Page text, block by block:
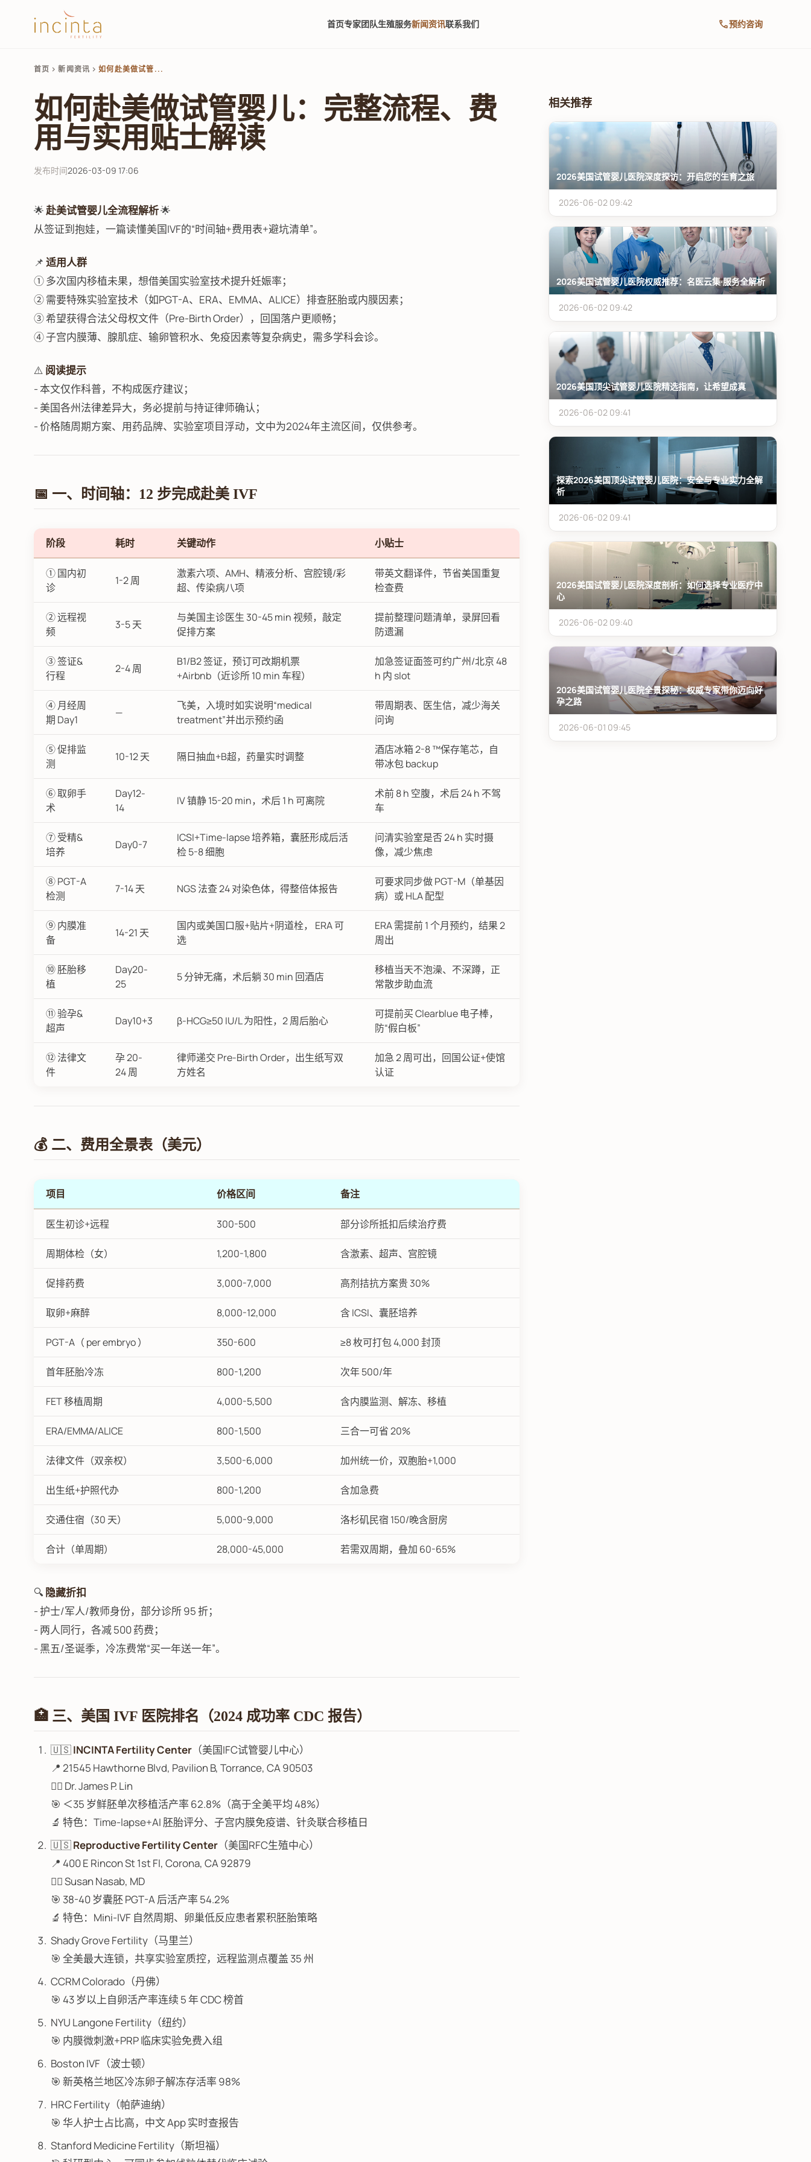
首页专家团队生殖服务新闻资讯联系我们 call预约咨询
首页 chevron_right新闻资讯 chevron_right如何赴美做试管...
如何赴美做试管婴儿：完整流程、费
用与实用贴士解读
发布时间2026-03-09 17:06
🌟赴美试管婴儿全流程解析🌟
从签证到抱娃，一篇读懂美国IVF的“时间轴+费用表+避坑清单”。
📌 适用人群
① 多次国内移植未果，想借美国实验室技术提升妊娠率；
② 需要特殊实验室技术（如PGT-A、ERA、EMMA、ALICE）排查胚胎或内膜因素；
③ 希望获得合法父母权文件（Pre-Birth Order），回国落户更顺畅；
④ 子宫内膜薄、腺肌症、输卵管积水、免疫因素等复杂病史，需多学科会诊。
⚠️ 阅读提示
- 本文仅作科普，不构成医疗建议；
- 美国各州法律差异大，务必提前与持证律师确认；
- 价格随周期方案、用药品牌、实验室项目浮动，文中为2024年主流区间，仅供参考。
📅 一、时间轴：12 步完成赴美 IVF
阶段 耗时 关键动作 小贴士
① 国内初
诊
1-2 周
激素六项、AMH、精液分析、宫腔镜/彩
超、传染病八项
带英文翻译件，节省美国重复
检查费
② 远程视
频
3-5 天
与美国主诊医生 30-45 min 视频，敲定
促排方案
提前整理问题清单，录屏回看
防遗漏
③ 签证&
行程
2-4 周
B1/B2 签证，预订可改期机票
+Airbnb（近诊所 10 min 车程）
加急签证面签可约广州/北京 48
h 内 slot
④ 月经周
期 Day1
—
飞美，入境时如实说明“medical
treatment”并出示预约函
带周期表、医生信，减少海关
问询
⑤ 促排监
测
10-12 天 隔日抽血+B超，药量实时调整
酒店冰箱 2-8 ™保存笔芯，自
带冰包 backup
⑥ 取卵手
术
Day12-
14
IV 镇静 15-20 min，术后 1 h 可离院
术前 8 h 空腹，术后 24 h 不驾
车
⑦ 受精&
培养
Day0-7
ICSI+Time-lapse 培养箱，囊胚形成后活
检 5-8 细胞
问清实验室是否 24 h 实时摄
像，减少焦虑
⑧ PGT-A
检测
7-14 天 NGS 法查 24 对染色体，得整倍体报告
可要求同步做 PGT-M（单基因
病）或 HLA 配型
⑨ 内膜准
备
14-21 天
国内或美国口服+贴片+阴道栓， ERA 可
选
ERA 需提前 1 个月预约，结果 2
周出
⑩ 胚胎移
植
Day20-
25
5 分钟无痛，术后躺 30 min 回酒店
移植当天不泡澡、不深蹲，正
常散步助血流
⑪ 验孕&
超声
Day10+3 β-HCG≥50 IU/L 为阳性，2 周后胎心
可提前买 Clearblue 电子棒，
防“假白板”
⑫ 法律文
件
孕 20-
24 周
律师递交 Pre-Birth Order，出生纸写双
方姓名
加急 2 周可出，回国公证+使馆
认证
💰 二、费用全景表（美元）
项目 价格区间 备注
医生初诊+远程 300-500 部分诊所抵扣后续治疗费
周期体检（女） 1,200-1,800 含激素、超声、宫腔镜
促排药费 3,000-7,000 高剂拮抗方案贵 30%
取卵+麻醉 8,000-12,000 含 ICSI、囊胚培养
PGT-A（ per embryo ） 350-600 ≥8 枚可打包 4,000 封顶
首年胚胎冷冻 800-1,200 次年 500/年
FET 移植周期 4,000-5,500 含内膜监测、解冻、移植
ERA/EMMA/ALICE 800-1,500 三合一可省 20%
法律文件（双亲权） 3,500-6,000 加州统一价，双胞胎+1,000
出生纸+护照代办 800-1,200 含加急费
交通住宿（30 天） 5,000-9,000 洛杉矶民宿 150/晚含厨房
合计（单周期） 28,000-45,000 若需双周期，叠加 60-65%
🔍隐藏折扣
- 护士/军人/教师身份，部分诊所 95 折；
- 两人同行，各减 500 药费；
- 黑五/圣诞季，冷冻费常“买一年送一年”。
🏥 三、美国 IVF 医院排名（2024 成功率 CDC 报告）
🇺🇸INCINTA Fertility Center （美国IFC试管婴儿中心）
📍 21545 Hawthorne Blvd, Pavilion B, Torrance, CA 90503
👨‍⚕️ Dr. James P. Lin
🎯 ＜35 岁鲜胚单次移植活产率 62.8%（高于全美平均 48%）
🔬 特色：Time-lapse+AI 胚胎评分、子宫内膜免疫谱、针灸联合移植日
🇺🇸Reproductive Fertility Center （美国RFC生殖中心）
📍 400 E Rincon St 1st Fl, Corona, CA 92879
👩‍⚕️ Susan Nasab, MD
🎯 38-40 岁囊胚 PGT-A 后活产率 54.2%
🔬 特色：Mini-IVF 自然周期、卵巢低反应患者累积胚胎策略
Shady Grove Fertility（马里兰）
🎯 全美最大连锁，共享实验室质控，远程监测点覆盖 35 州
CCRM Colorado（丹佛）
🎯 43 岁以上自卵活产率连续 5 年 CDC 榜首
NYU Langone Fertility（纽约）
🎯 内膜微刺激+PRP 临床实验免费入组
Boston IVF（波士顿）
🎯 新英格兰地区冷冻卵子解冻存活率 98%
HRC Fertility（帕萨迪纳）
🎯 华人护士占比高，中文 App 实时查报告
Stanford Medicine Fertility（斯坦福）
相关推荐
2026美国试管婴儿医院深度探访：开启您的生育之旅
2026-06-02 09:42
2026美国试管婴儿医院权威推荐：名医云集·服务全解析
2026-06-02 09:42
2026美国顶尖试管婴儿医院精选指南，让希望成真
2026-06-02 09:41
探索2026美国顶尖试管婴儿医院：安全与专业实力全解
析
2026-06-02 09:41
2026美国试管婴儿医院深度剖析：如何选择专业医疗中
心
2026-06-02 09:40
2026美国试管婴儿医院全景探秘：权威专家带你迈向好
孕之路
2026-06-01 09:45